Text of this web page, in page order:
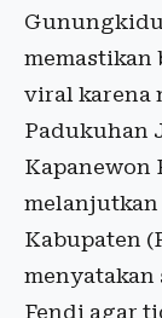
memastikan
viral karena
Padukuhan
Kapanewon
Kabupaten
menyatakan
Fendi agar